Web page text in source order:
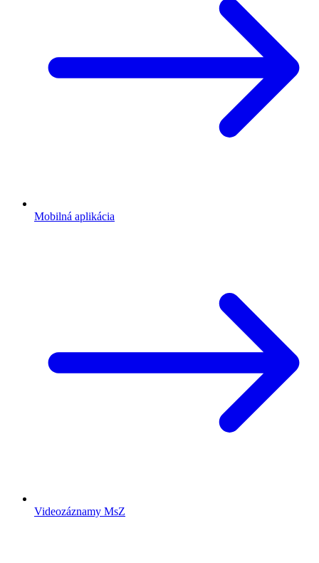
Mobilná aplikácia
Videozáznamy MsZ